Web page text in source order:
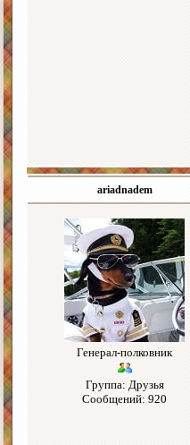
ariadnadem
Генерал-полковник
Группа: Друзья
Сообщений: 920